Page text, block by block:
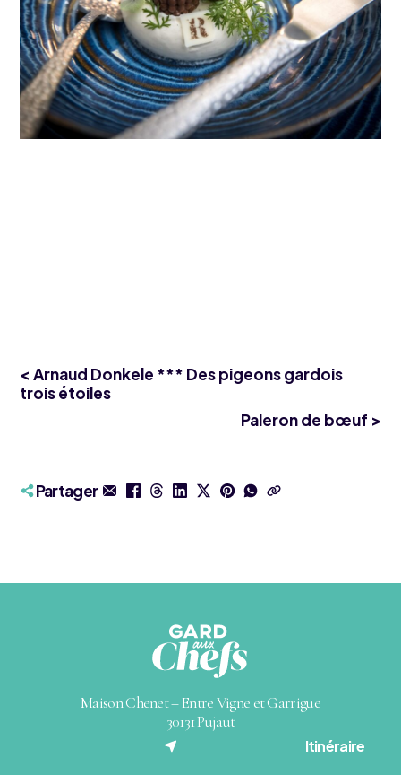
< Arnaud Donkele *** Des pigeons gardois
trois étoiles
Paleron de bœuf >
Partager
Maison Chenet – Entre Vigne et Garrigue
30131 Pujaut
Itinéraire